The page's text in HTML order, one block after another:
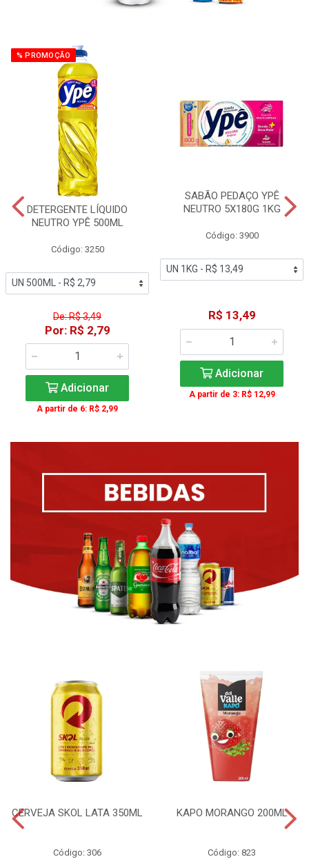
% PROMOÇÃO
DETERGENTE LÍQUIDO
NEUTRO YPÊ 500ML
Código: 3250
De: R$ 3,49
Por: R$ 2,79
Adicionar
A partir de 6: R$ 2,99
SABÃO PEDAÇO YPÊ
NEUTRO 5X180G 1KG
Código: 3900
R$ 13,49
Adicionar
A partir de 3: R$ 12,99
CERVEJA SKOL LATA 350ML
Código: 306
KAPO MORANGO 200ML
Código: 823